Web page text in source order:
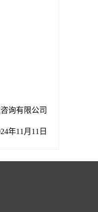
询有限公司
年11月11日